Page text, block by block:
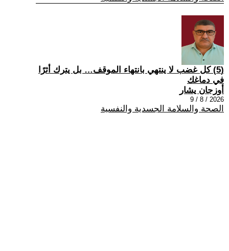
(5) كل غضب لا ينتهي بانتهاء الموقف… بل يترك أثرًا
في دماغك
أوزجان يشار
2026 / 8 / 9
الصحة والسلامة الجسدية والنفسية